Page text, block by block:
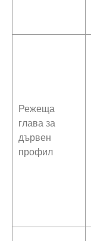
Режеща
глава за
дървен
профил